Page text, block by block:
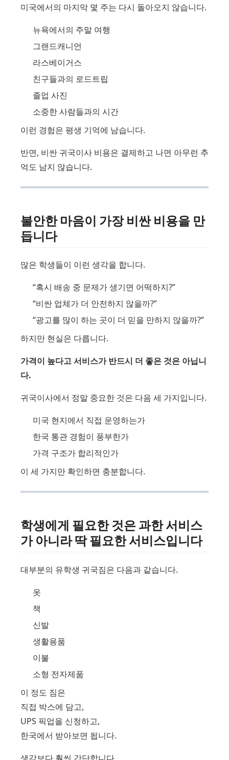
미국에서의 마지막 몇 주는 다시 돌아오지 않습니다.
뉴욕에서의 주말 여행
그랜드캐니언
라스베이거스
친구들과의 로드트립
졸업 사진
소중한 사람들과의 시간
이런 경험은 평생 기억에 남습니다.
반면, 비싼 귀국이사 비용은 결제하고 나면 아무런 추
억도 남지 않습니다.
불안한 마음이 가장 비싼 비용을 만
듭니다
많은 학생들이 이런 생각을 합니다.
“혹시 배송 중 문제가 생기면 어떡하지?”
“비싼 업체가 더 안전하지 않을까?”
“광고를 많이 하는 곳이 더 믿을 만하지 않을까?”
하지만 현실은 다릅니다.
가격이 높다고 서비스가 반드시 더 좋은 것은 아닙니
다.
귀국이사에서 정말 중요한 것은 다음 세 가지입니다.
미국 현지에서 직접 운영하는가
한국 통관 경험이 풍부한가
가격 구조가 합리적인가
이 세 가지만 확인하면 충분합니다.
학생에게 필요한 것은 과한 서비스
가 아니라 딱 필요한 서비스입니다
대부분의 유학생 귀국짐은 다음과 같습니다.
옷
책
신발
생활용품
이불
소형 전자제품
이 정도 짐은
직접 박스에 담고,
UPS 픽업을 신청하고,
한국에서 받아보면 됩니다.
생각보다 훨씬 간단합니다.